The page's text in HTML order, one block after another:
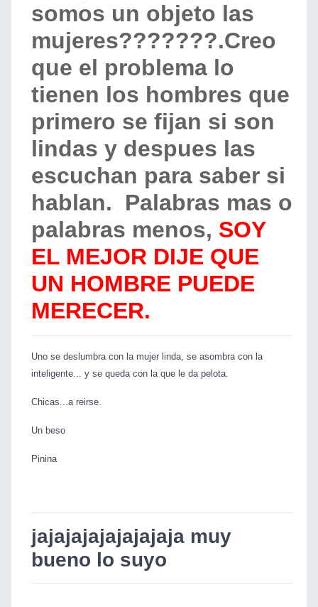
somos un objeto las
mujeres???????.Creo
que el problema lo
tienen los hombres que
primero se fijan si son
lindas y despues las
escuchan para saber si
hablan. Palabras mas o
palabras menos, SOY
EL MEJOR DIJE QUE
UN HOMBRE PUEDE
MERECER.
Uno se deslumbra con la mujer linda, se asombra con la
inteligente... y se queda con la que le da pelota.
Chicas...a reirse.
Un beso
Pinina
jajajajajajajajaja muy
bueno lo suyo